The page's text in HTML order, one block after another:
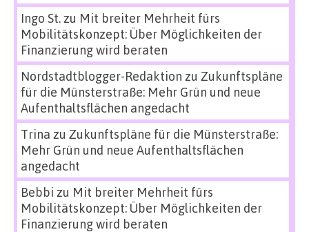
Ingo St.zu Mit breiter Mehrheit fürs
Mobilitätskonzept: Über Möglichkeiten der
Finanzierung wird beraten
Nordstadtblogger-Redaktion zu Zukunftspläne
für die Münsterstraße: Mehr Grün und neue
Aufenthaltsflächen angedacht
Trina zu Zukunftspläne für die Münsterstraße:
Mehr Grün und neue Aufenthaltsflächen
angedacht
Bebbi zu Mit breiter Mehrheit fürs
Mobilitätskonzept: Über Möglichkeiten der
Finanzierung wird beraten